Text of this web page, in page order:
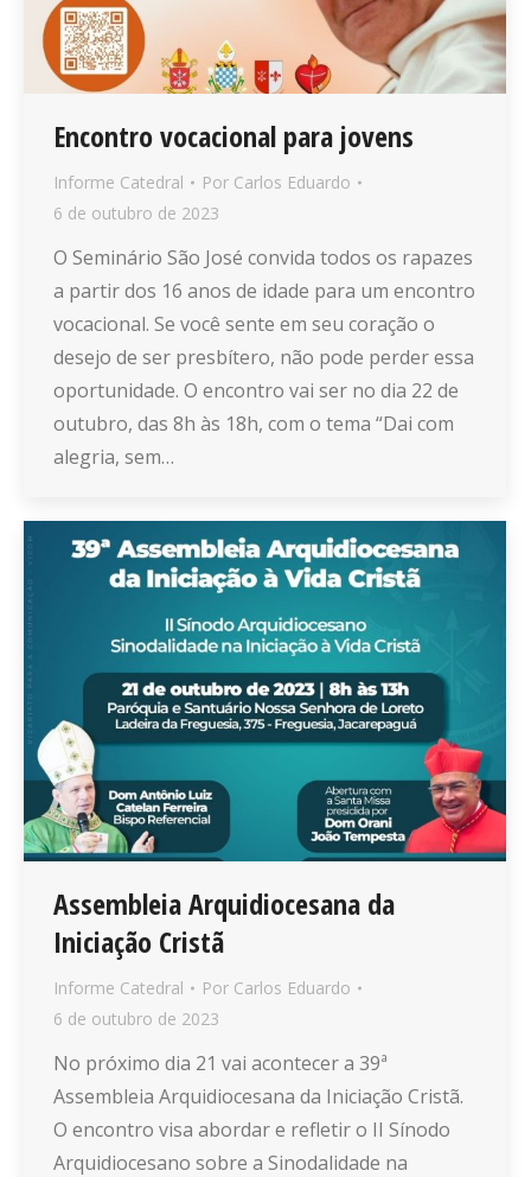
Encontro vocacional para jovens
Informe Catedral Por Carlos Eduardo
6 de outubro de 2023
O Seminário São José convida todos os rapazes
a partir dos 16 anos de idade para um encontro
vocacional. Se você sente em seu coração o
desejo de ser presbítero, não pode perder essa
oportunidade. O encontro vai ser no dia 22 de
outubro, das 8h às 18h, com o tema “Dai com
alegria, sem…
Assembleia Arquidiocesana da
Iniciação Cristã
Informe Catedral Por Carlos Eduardo
6 de outubro de 2023
No próximo dia 21 vai acontecer a 39ª
Assembleia Arquidiocesana da Iniciação Cristã.
O encontro visa abordar e refletir o II Sínodo
Arquidiocesano sobre a Sinodalidade na